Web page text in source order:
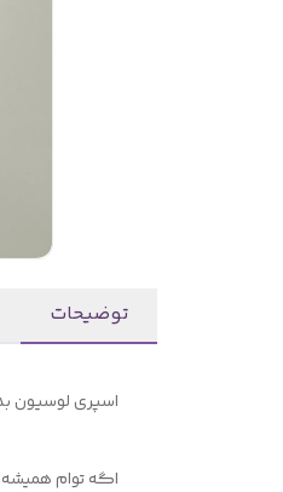
توضیحات
اسپری لوسیون
اگه توام